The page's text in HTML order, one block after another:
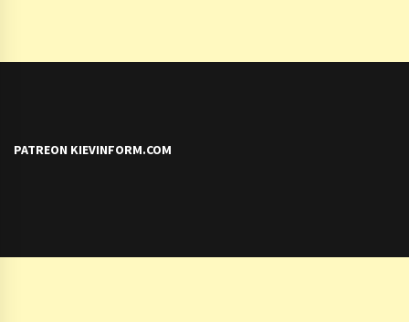
PATREON KIEVINFORM.COM